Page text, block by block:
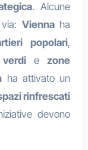
. Alcune
Viennaha
popolari,
verdie zone
ha attivato un
rinfrescati
devono